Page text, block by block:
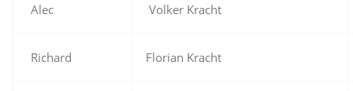
Alec Volker Kracht
Richard Florian Kracht